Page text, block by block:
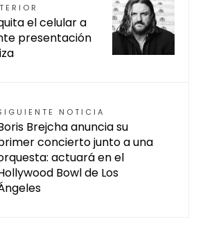
el celular a
presentación
NOTICIA
Brejcha anuncia su
concierto junto a una
actuará en el
Bowl de Los